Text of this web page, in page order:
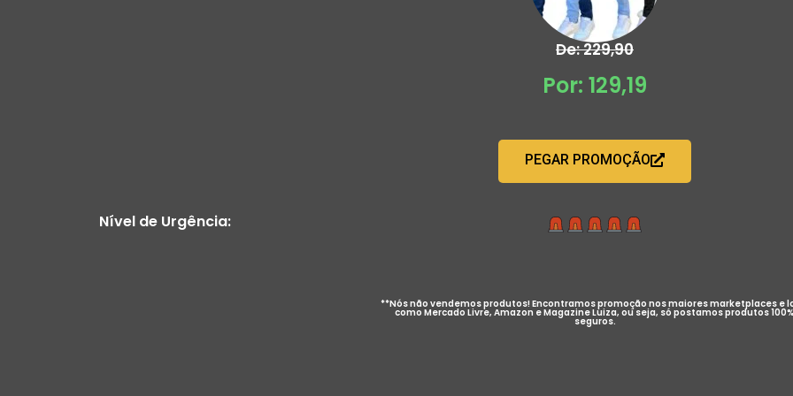
De: 229,90
Por: 129,19
PEGAR PROMOÇÃO
Nível de Urgência:
**Nós não vendemos produtos! Encontramos promoção nos maiores marketplaces e
como Mercado Livre, Amazon e Magazine Luiza, ou seja, só postamos produtos 100%
seguros.